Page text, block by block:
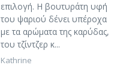
επιλογή. Η βουτυράτη υφή
του ψαριού δένει υπέροχα
με τα αρώματα της καρύδας,
του τζίντζερ κ...
Kathrine